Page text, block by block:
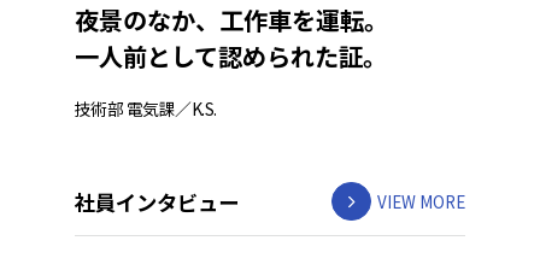
夜景のなか、工作車を運転。
一人前として認められた証。
技術部 電気課／K.S.
社員インタビュー VIEW MORE